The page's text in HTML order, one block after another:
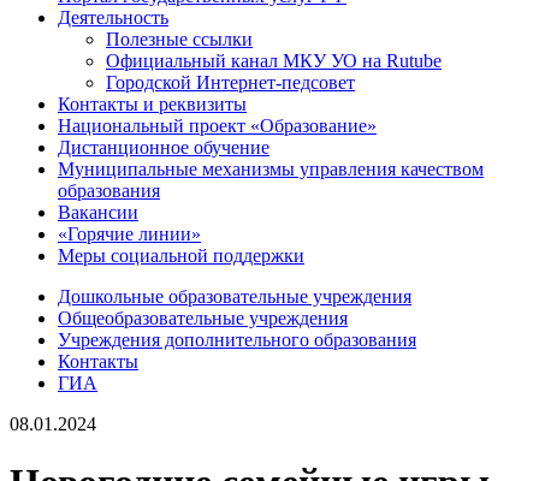
Деятельность
Полезные ссылки
Официальный канал МКУ УО на Rutube
Городской Интернет-педсовет
Контакты и реквизиты
Национальный проект «Образование»
Дистанционное обучение
Муниципальные механизмы управления качеством
образования
Вакансии
«Горячие линии»
Меры социальной поддержки
Дошкольные образовательные учреждения
Общеобразовательные учреждения
Учреждения дополнительного образования
Контакты
ГИА
08.01.2024